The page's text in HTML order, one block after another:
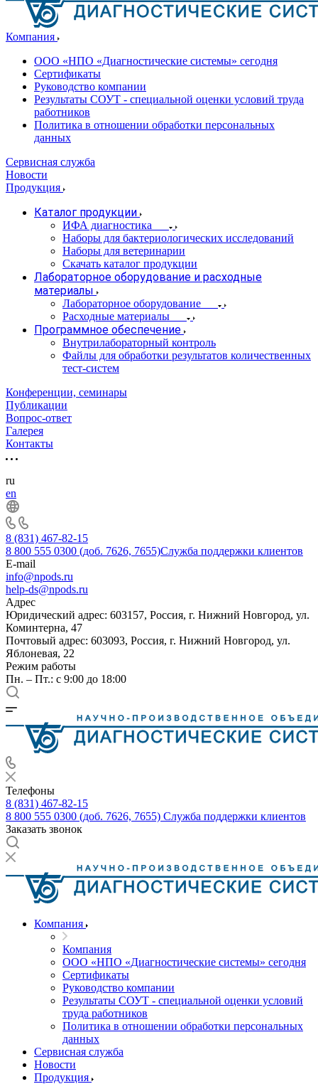
Компания
ООО «НПО «Диагностические системы» сегодня
Сертификаты
Руководство компании
Результаты СОУТ - специальной оценки условий труда
работников
Политика в отношении обработки персональных
данных
Сервисная служба
Новости
Продукция
Каталог продукции
ИФА диагностика
Наборы для бактериологических исследований
Наборы для ветеринарии
Скачать каталог продукции
Лабораторное оборудование и расходные
материалы
Лабораторное оборудование
Расходные материалы
Программное обеспечение
Внутрилабораторный контроль
Файлы для обработки результатов количественных
тест-систем
Конференции, семинары
Публикации
Вопрос-ответ
Галерея
Контакты
ru
en
8 (831) 467-82-15
8 800 555 0300 (доб. 7626, 7655)Служба поддержки клиентов
E-mail
info@npods.ru
help-ds@npods.ru
Адрес
Юридический адрес: 603157, Россия, г. Нижний Новгород, ул.
Коминтерна, 47
Почтовый адрес: 603093, Россия, г. Нижний Новгород, ул.
Яблоневая, 22
Режим работы
Пн. – Пт.: с 9:00 до 18:00
Телефоны
8 (831) 467-82-15
8 800 555 0300 (доб. 7626, 7655) Служба поддержки клиентов
Заказать звонок
Компания
Компания
ООО «НПО «Диагностические системы» сегодня
Сертификаты
Руководство компании
Результаты СОУТ - специальной оценки условий
труда работников
Политика в отношении обработки персональных
данных
Сервисная служба
Новости
Продукция